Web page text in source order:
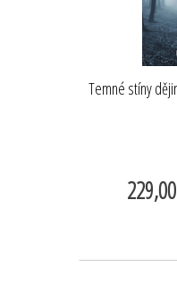
Temné stíny